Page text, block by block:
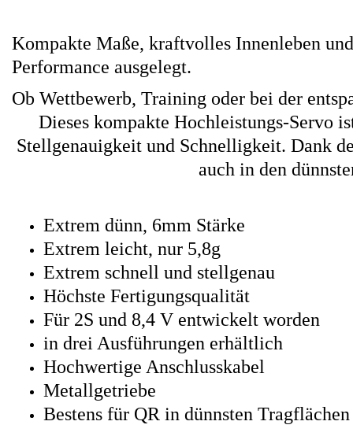
Kompakte Maße, kraftvolles Innenleben
Performance ausgelegt.
Ob Wettbewerb, Training oder bei der
Dieses kompakte Hochleistungs-Servo
Stellgenauigkeit und Schnelligkeit. Dank
auch in den
Extrem dünn, 6mm Stärke
Extrem leicht, nur 5,8g
Extrem schnell und stellgenau
Höchste Fertigungsqualität
Für 2S und 8,4 V entwickelt worden
in drei Ausführungen erhältlich
Hochwertige Anschlusskabel
Metallgetriebe
Bestens für QR in dünnsten